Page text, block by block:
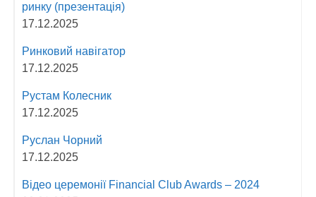
ринку (презентація)
17.12.2025
Ринковий навігатор
17.12.2025
Рустам Колесник
17.12.2025
Руслан Чорний
17.12.2025
Відео церемонії Fіnancial Сlub Awards – 2024